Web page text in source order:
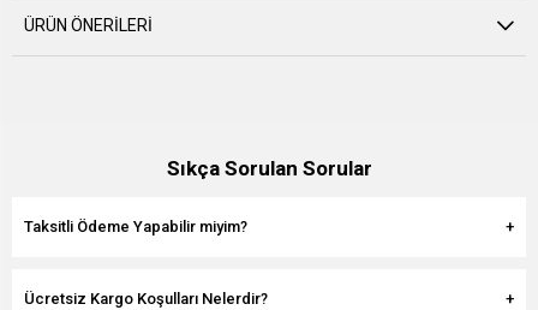
ÜRÜN ÖNERILERI
Sıkça Sorulan Sorular
Taksitli Ödeme Yapabilir miyim?
Ücretsiz Kargo Koşulları Nelerdir?